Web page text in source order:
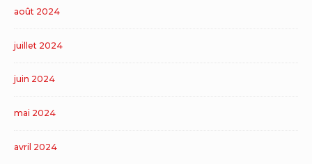
août 2024
juillet 2024
juin 2024
mai 2024
avril 2024